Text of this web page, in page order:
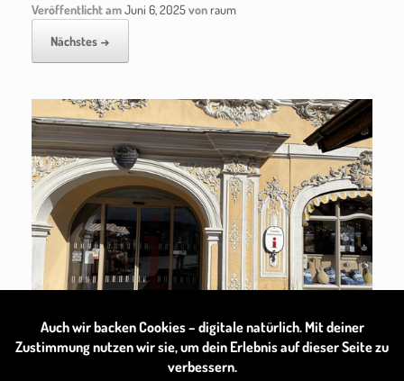
Veröffentlicht amJuni 6, 2025vonraum
Nächstes →